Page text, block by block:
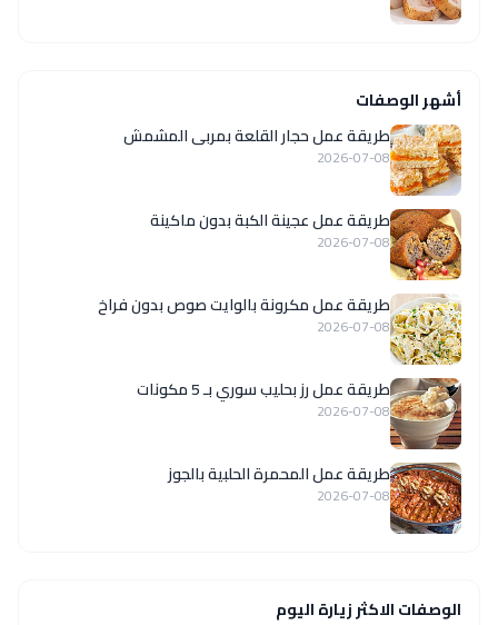
أشهر الوصفات
طريقة عمل حجار القلعة بمربى المشمش
2026-07-08
طريقة عمل عجينة الكبة بدون ماكينة
2026-07-08
طريقة عمل مكرونة بالوايت صوص بدون فراخ
2026-07-08
طريقة عمل رز بحليب سوري بـ 5 مكونات
2026-07-08
طريقة عمل المحمرة الحلبية بالجوز
2026-07-08
الوصفات الاكثر زيارة اليوم